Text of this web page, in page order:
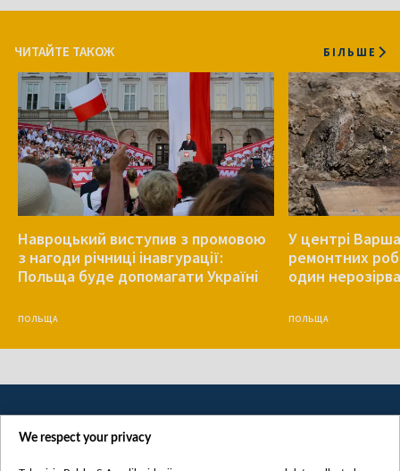
ЧИТАЙТЕ ТАКОЖ БІЛЬШЕ
Навроцький виступив з промовою
з нагоди річниці інавгурації:
Польща буде допомагати Україні
ПОЛЬЩА
У центрі
ремонтних
один
ПОЛЬЩА
We respect your privacy